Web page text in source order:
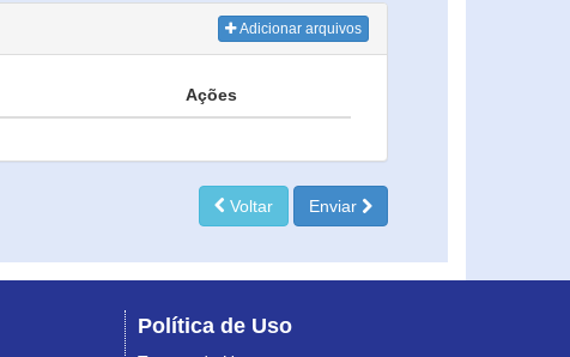
Adicionar arquivos
Ações
Voltar Enviar
Política de Uso